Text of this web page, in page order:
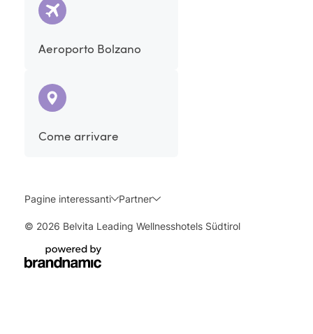
Aeroporto Bolzano
Come arrivare
Pagine interessanti Partner
© 2026 Belvita Leading Wellnesshotels Südtirol